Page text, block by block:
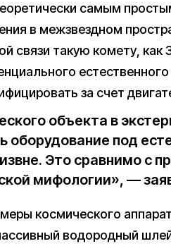
самым
в межзвездном
связи такую комету,
за счет
объекта в
оборудование под
Это сравнимо с
мифологии», —
космического
водородный